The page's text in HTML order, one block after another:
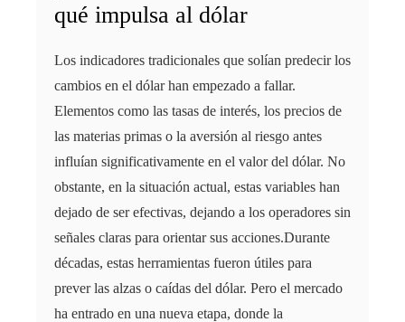
qué impulsa al dólar
Los indicadores tradicionales que solían predecir los
cambios en el dólar han empezado a fallar.
Elementos como las tasas de interés, los precios de
las materias primas o la aversión al riesgo antes
influían significativamente en el valor del dólar. No
obstante, en la situación actual, estas variables han
dejado de ser efectivas, dejando a los operadores sin
señales claras para orientar sus acciones.Durante
décadas, estas herramientas fueron útiles para
prever las alzas o caídas del dólar. Pero el mercado
ha entrado en una nueva etapa, donde la